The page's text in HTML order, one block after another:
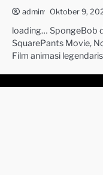
admin Oktober 9,
loading… SpongeBob
SquarePants Movie,
Film animasi